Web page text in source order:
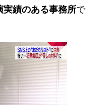
実績のある事務所で